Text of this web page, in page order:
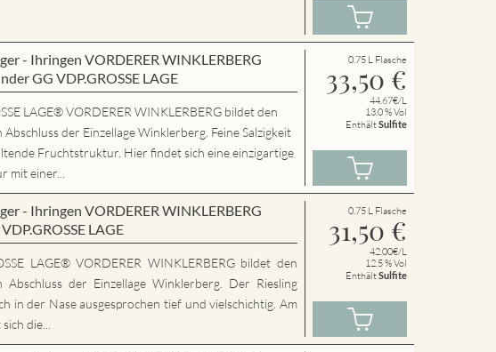
- Ihringen VORDERER WINKLERBERG
GG VDP.GROSSE LAGE
LAGE® VORDERER WINKLERBERG bildet den
Abschluss der Einzellage Winklerberg. Feine Salzigkeit
Fruchtstruktur. Hier findet sich eine einzigartige
einer...
0.75 L Flasche
33,50 €
44.67€/L
13.0 % Vol
EnthältSulfite
- Ihringen VORDERER WINKLERBERG
LAGE
LAGE® VORDERER WINKLERBERG bildet den
Abschluss der Einzellage Winklerberg. Der Riesling
in der Nase ausgesprochen tief und vielschichtig. Am
die...
0.75 L Flasche
31,50 €
42.00€/L
12.5 % Vol
EnthältSulfite